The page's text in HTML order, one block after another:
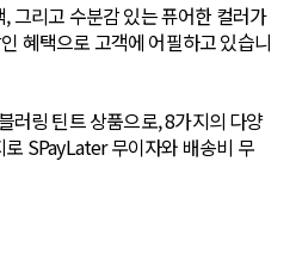
그리고 수분감 있는 퓨어한 컬러가
혜택으로 고객에 어필하고 있습니
러링 틴트 상품으로, 8가지의 다양
SPayLater 무이자와 배송비 무